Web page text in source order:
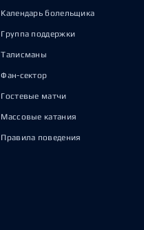
Календарь болельщика
Группа поддержки
Талисманы
Фан-сектор
Гостевые матчи
Массовые катания
Правила поведения